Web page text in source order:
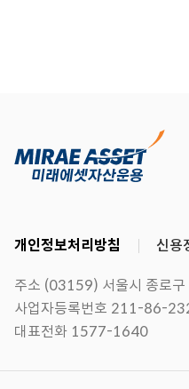
개인정보처리방침 신용
주소 (03159) 서울시 종로
사업자등록번호 211-86-
대표전화 1577-1640